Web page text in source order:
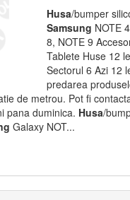
Husa/bumper
Samsung NOTE
8, NOTE 9
Tablete Huse 12
Sectorul 6 Azi 12
predarea
de metrou. Pot fi
pana duminica. Husa/
Galaxy NOT...